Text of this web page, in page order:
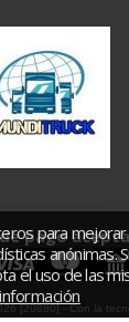
pago
[20880] - Con la
para mejorar
anónimas.
el uso de las
información